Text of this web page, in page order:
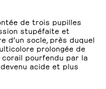
de trois pupilles
stupéfaite et
d’un socle, près duquel
prolongée de
corail pourfendu par la
acide et plus